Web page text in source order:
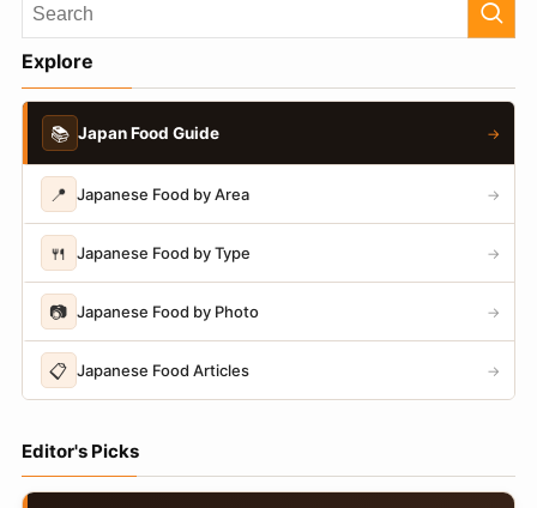
Explore
📚 Japan Food Guide →
📍 Japanese Food by Area →
🍴 Japanese Food by Type →
📷 Japanese Food by Photo →
📋 Japanese Food Articles →
Editor's Picks